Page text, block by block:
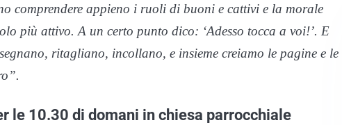
comprendere appieno i ruoli di buoni e cattivi e la morale
più attivo. A un certo punto dico: ‘Adesso tocca a voi!’. E
ritagliano, incollano, e insieme creiamo le pagine e le
le 10.30 di domani in chiesa parrocchiale